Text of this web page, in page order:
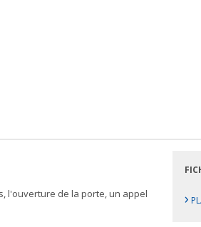
l'ouverture de la porte, un appel
›